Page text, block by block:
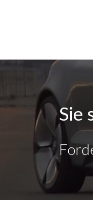
Sie